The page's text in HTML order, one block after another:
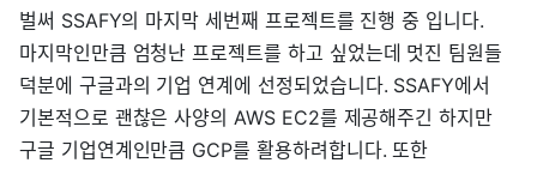
벌써 SSAFY의 마지막 세번째 프로젝트를 진행 중 입니다.
마지막인만큼 엄청난 프로젝트를 하고 싶었는데 멋진 팀원들
덕분에 구글과의 기업 연계에 선정되었습니다. SSAFY에서
기본적으로 괜찮은 사양의 AWS EC2를 제공해주긴 하지만
구글 기업연계인만큼 GCP를 활용하려합니다. 또한